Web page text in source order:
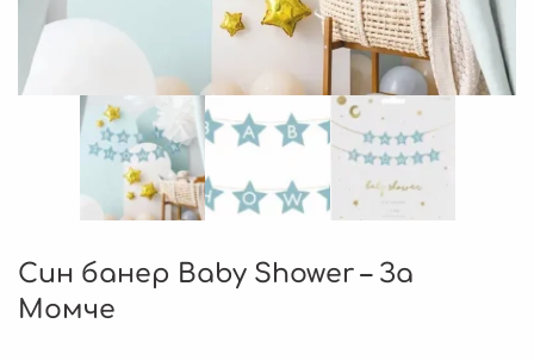
Син банер Baby Shower – За
Момче